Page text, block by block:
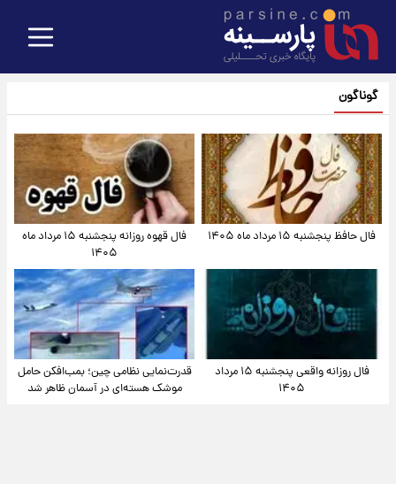
گوناگون
فال حافظ پنجشنبه ۱۵ مرداد ماه ۱۴۰۵
فال قهوه روزانه پنجشنبه ۱۵ مرداد ماه
۱۴۰۵
فال روزانه واقعی پنجشنبه ۱۵ مرداد
۱۴۰۵
قدرت‌نمایی نظامی چین؛ بمب‌افکن حامل
موشک هسته‌ای در آسمان ظاهر شد